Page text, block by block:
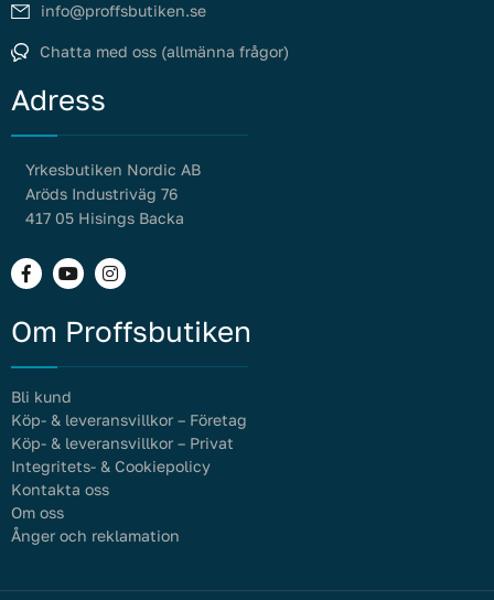
info@proffsbutiken.se
Chatta med oss (allmänna frågor)
Adress
Yrkesbutiken Nordic AB
Aröds Industriväg 76
417 05 Hisings Backa
Om Proffsbutiken
Bli kund
Köp- & leveransvillkor – Företag
Köp- & leveransvillkor – Privat
Integritets- & Cookiepolicy
Kontakta oss
Om oss
Ånger och reklamation